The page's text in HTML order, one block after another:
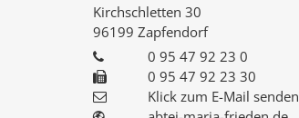
Kirchschletten 30
96199 Zapfendorf
0 95 47 92 23 0
0 95 47 92 23 30
Klick zum E-Mail senden